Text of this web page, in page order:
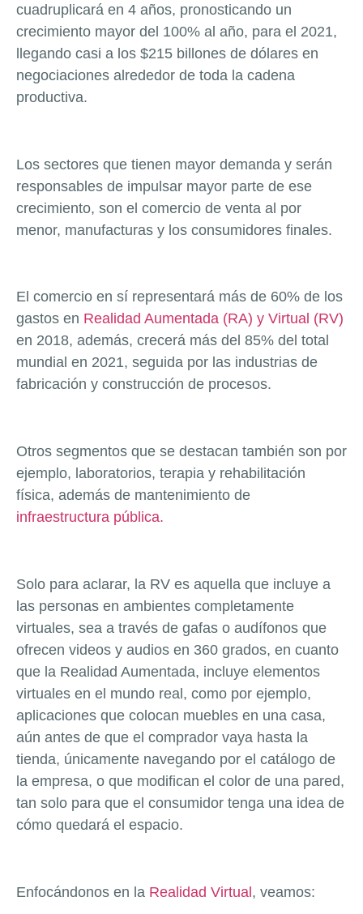
cuadruplicará en 4 años, pronosticando un
crecimiento mayor del 100% al año, para el 2021,
llegando casi a los $215 billones de dólares en
negociaciones alrededor de toda la cadena
productiva.
Los sectores que tienen mayor demanda y serán
responsables de impulsar mayor parte de ese
crecimiento, son el comercio de venta al por
menor, manufacturas y los consumidores finales.
El comercio en sí representará más de 60% de los
gastos en Realidad Aumentada (RA) y Virtual (RV)
en 2018, además, crecerá más del 85% del total
mundial en 2021, seguida por las industrias de
fabricación y construcción de procesos.
Otros segmentos que se destacan también son por
ejemplo, laboratorios, terapia y rehabilitación
física, además de mantenimiento de
infraestructura pública.
Solo para aclarar, la RV es aquella que incluye a
las personas en ambientes completamente
virtuales, sea a través de gafas o audífonos que
ofrecen videos y audios en 360 grados, en cuanto
que la Realidad Aumentada, incluye elementos
virtuales en el mundo real, como por ejemplo,
aplicaciones que colocan muebles en una casa,
aún antes de que el comprador vaya hasta la
tienda, únicamente navegando por el catálogo de
la empresa, o que modifican el color de una pared,
tan solo para que el consumidor tenga una idea de
cómo quedará el espacio.
Enfocándonos en la Realidad Virtual, veamos: